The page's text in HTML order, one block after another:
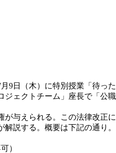
9日（木）に特別授業「待っ
ェクトチーム」座長で「
与えられる。この法律改
説する。概要は下記の通り。
）